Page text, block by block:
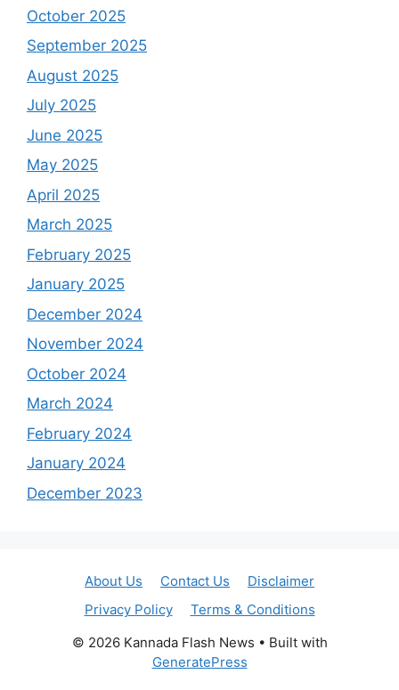
October 2025
September 2025
August 2025
July 2025
June 2025
May 2025
April 2025
March 2025
February 2025
January 2025
December 2024
November 2024
October 2024
March 2024
February 2024
January 2024
December 2023
About Us Contact Us
Disclaimer
Privacy Policy
Terms & Conditions
© 2026 Kannada Flash News • Built with
GeneratePress